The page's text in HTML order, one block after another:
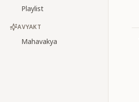
Playlist
AVYAKT
Mahavakya